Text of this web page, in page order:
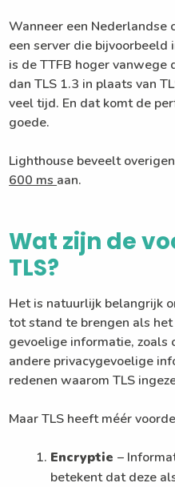
Wanneer een
een server die bijvoorbeeld
is de TTFB hoger vanwege
dan TLS 1.3 in plaats van
veel tijd. En dat komt de
goede.
Lighthouse beveelt
600 ms aan.
Wat zijn de
TLS?
Het is natuurlijk belangrijk
tot stand te brengen als
gevoelige informatie, zoals
andere privacygevoelige
redenen waarom TLS
Maar TLS heeft méér
Encryptie–
betekent dat deze